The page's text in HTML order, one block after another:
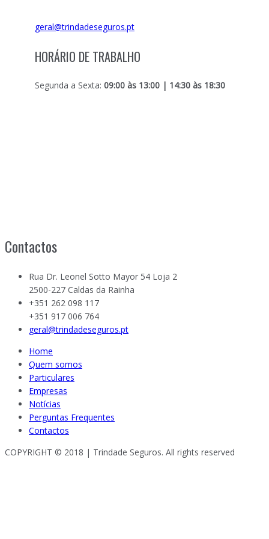
geral@trindadeseguros.pt
HORÁRIO DE TRABALHO
Segunda a Sexta: 09:00 às 13:00 | 14:30 às 18:30
Contactos
Rua Dr. Leonel Sotto Mayor 54 Loja 2
2500-227 Caldas da Rainha
+351 262 098 117
+351 917 006 764
geral@trindadeseguros.pt
Home
Quem somos
Particulares
Empresas
Notícias
Perguntas Frequentes
Contactos
COPYRIGHT © 2018 | Trindade Seguros. All rights reserved